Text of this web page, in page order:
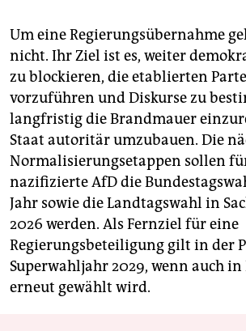
Um eine Regierungsübernahme
nicht. Ihr Ziel ist es, weiter
zu blockieren, die etablierten
vorzuführen und Diskurse zu
langfristig die Brandmauer
Staat autoritär umzubauen. Die
Normalisierungsetappen sollen
nazifizierte AfD die
Jahr sowie die Landtagswahl in
2026 werden. Als Fernziel für eine
Regierungsbeteiligung gilt in der
Superwahljahr 2029, wenn auch
erneut gewählt wird.